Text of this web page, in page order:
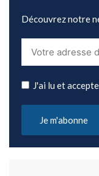
Découvrez notre
J'ai lu et